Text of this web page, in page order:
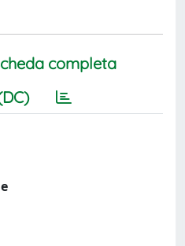
completa